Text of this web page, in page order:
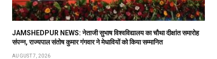
JAMSHEDPUR NEWS: नेताजी सुभाष विश्वविद्यालय का चौथा दीक्षांत समारोह
संपन्न, राज्यपाल संतोष कुमार गंगवार ने मेधावियों को किया सम्मानित
AUGUST 7, 2026